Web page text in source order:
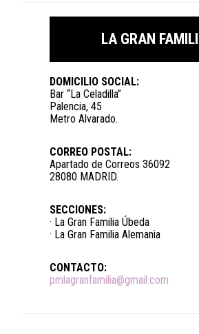
LA GRAN
DOMICILIO SOCIAL:
Bar “La Celadilla”
Palencia, 45
Metro Alvarado.
CORREO POSTAL:
Apartado de Correos 36092
28080 MADRID.
SECCIONES:
· La Gran Familia Úbeda
· La Gran Familia Alemania
CONTACTO:
pmlagranfamilia@gmail.com